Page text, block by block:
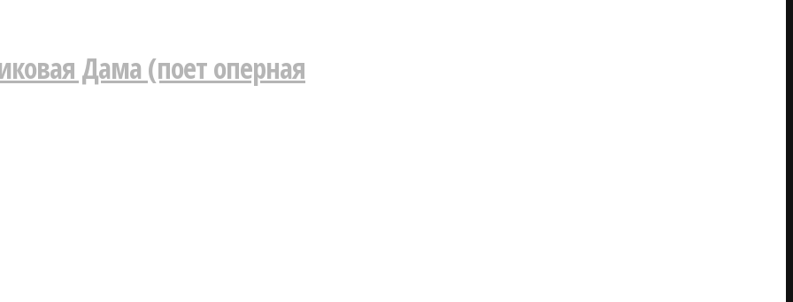
Дама (поет оперная